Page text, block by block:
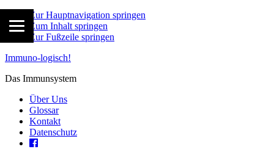
Zur Hauptnavigation springen
Zum Inhalt springen
Zur Fußzeile springen
Immuno-logisch!
Das Immunsystem
Über Uns
Glossar
Kontakt
Datenschutz